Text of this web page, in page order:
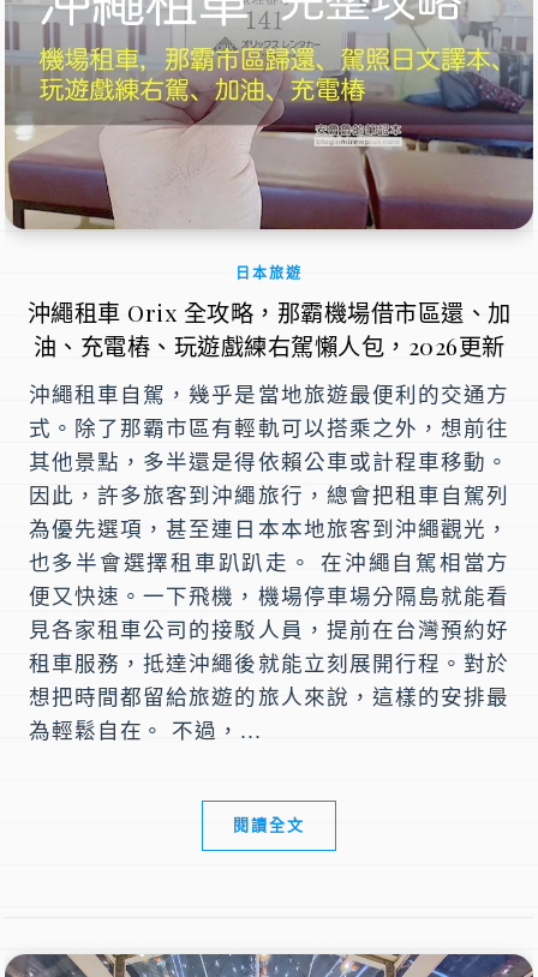
日本旅遊
沖繩租車 Orix 全攻略，那霸機場借市區還、加
油、充電樁、玩遊戲練右駕懶人包，2026更新
沖繩租車自駕，幾乎是當地旅遊最便利的交通方
式。除了那霸市區有輕軌可以搭乘之外，想前往
其他景點，多半還是得依賴公車或計程車移動。
因此，許多旅客到沖繩旅行，總會把租車自駕列
為優先選項，甚至連日本本地旅客到沖繩觀光，
也多半會選擇租車趴趴走。 在沖繩自駕相當方
便又快速。一下飛機，機場停車場分隔島就能看
見各家租車公司的接駁人員，提前在台灣預約好
租車服務，抵達沖繩後就能立刻展開行程。對於
想把時間都留給旅遊的旅人來說，這樣的安排最
為輕鬆自在。 不過，...
閱讀全文